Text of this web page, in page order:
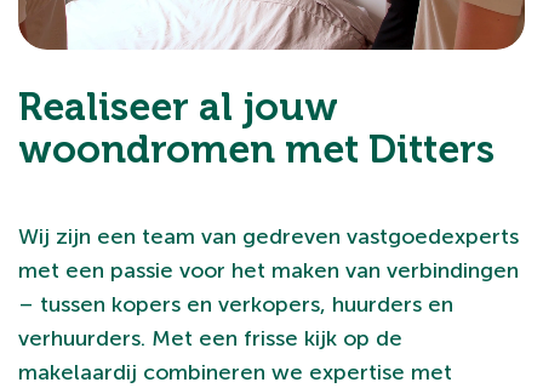
Realiseer al jouw
woondromen met Ditters
Wij zijn een team van gedreven vastgoedexperts
met een passie voor het maken van verbindingen
– tussen kopers en verkopers, huurders en
verhuurders. Met een frisse kijk op de
makelaardij combineren we expertise met